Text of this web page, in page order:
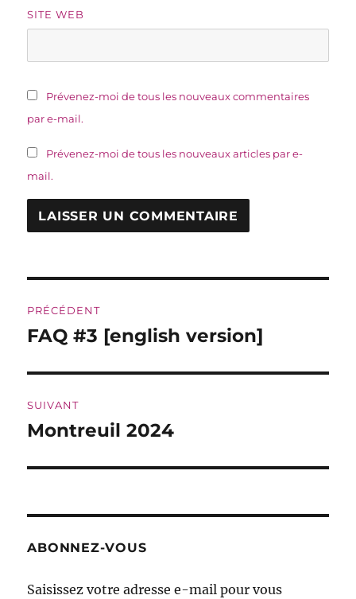
SITE WEB
Prévenez-moi de tous les nouveaux commentaires
par e-mail.
Prévenez-moi de tous les nouveaux articles par e-
mail.
de
PRÉCÉDENT
Publication
FAQ #3 [english version]
SUIVANT
Publication
Montreuil 2024
ABONNEZ-VOUS
Saisissez votre adresse e-mail pour vous